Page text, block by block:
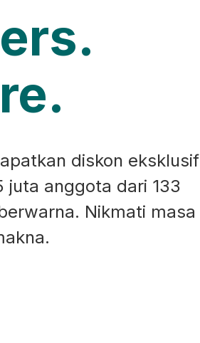
diskon eksklusif
juta anggota dari 133
Nikmati masa